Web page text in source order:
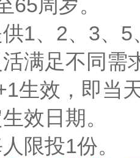
65周岁。
1、2、3、
满足不同需
生效，即当
效日期。
限投1份。